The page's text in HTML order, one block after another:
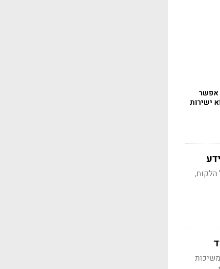
רשות ני"ע: במקום PDF אפשר
ישירות
של הלקוח,